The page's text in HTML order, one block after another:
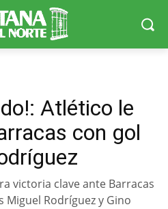
Atlético le
con gol
victoria clave ante Barracas
Miguel Rodríguez y Gino